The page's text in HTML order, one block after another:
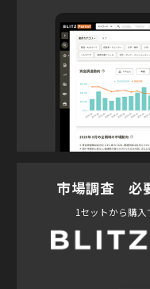
市場調査 必
1セットから購